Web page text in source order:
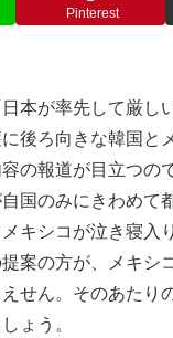
Pinterest
本が率先して厳し
後ろ向きな韓国と
の報道が目立つの
国のみにきわめて
キシコが泣き寝入
案の方が、メキシ
せん。そのあたり
ょう。